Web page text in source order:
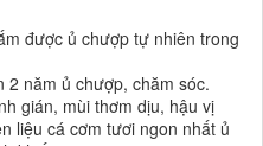
được ủ chượp tự nhiên trong
2 năm ủ chượp, chăm sóc.
gián, mùi thơm dịu, hậu vị
liệu cá cơm tươi ngon nhất ủ